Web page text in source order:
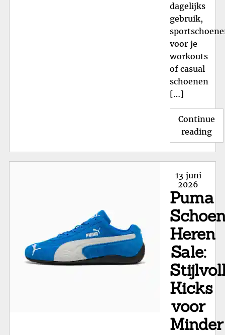
dagelijks
gebruik,
voor je
workouts
of casual
schoenen
[…]
Continue
reading
de
Posted
on
13 juni
2026
Puma
Heren
Sale:
Kicks
voor
Minder